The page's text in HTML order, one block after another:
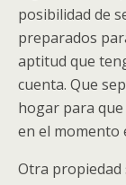
posibilidad de
preparados
aptitud que
cuenta. Que
hogar para que
en el momento
Otra propiedad